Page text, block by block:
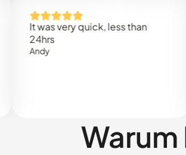
It was very quick, less than